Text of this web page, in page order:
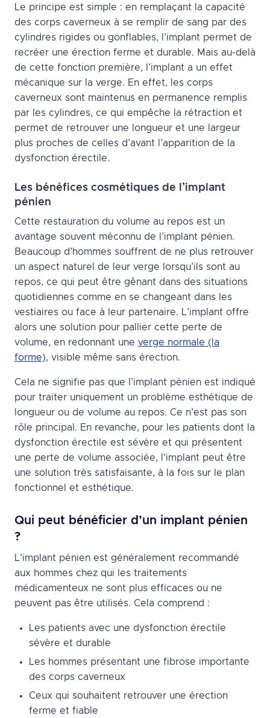
Le principe est simple : en remplaçant la capacité
des corps caverneux à se remplir de sang par des
cylindres rigides ou gonflables, l’implant permet de
recréer une érection ferme et durable. Mais au-delà
de cette fonction première, l’implant a un effet
mécanique sur la verge. En effet, les corps
caverneux sont maintenus en permanence remplis
par les cylindres, ce qui empêche la rétraction et
permet de retrouver une longueur et une largeur
plus proches de celles d’avant l’apparition de la
dysfonction érectile.
Les bénéfices cosmétiques de l’implant
pénien
Cette restauration du volume au repos est un
avantage souvent méconnu de l’implant pénien.
Beaucoup d’hommes souffrent de ne plus retrouver
un aspect naturel de leur verge lorsqu’ils sont au
repos, ce qui peut être gênant dans des situations
quotidiennes comme en se changeant dans les
vestiaires ou face à leur partenaire. L’implant offre
alors une solution pour pallier cette perte de
volume, en redonnant une verge normale (la
forme), visible même sans érection.
Cela ne signifie pas que l’implant pénien est indiqué
pour traiter uniquement un problème esthétique de
longueur ou de volume au repos. Ce n’est pas son
rôle principal. En revanche, pour les patients dont la
dysfonction érectile est sévère et qui présentent
une perte de volume associée, l’implant peut être
une solution très satisfaisante, à la fois sur le plan
fonctionnel et esthétique.
Qui peut bénéficier d’un implant pénien
?
L’implant pénien est généralement recommandé
aux hommes chez qui les traitements
médicamenteux ne sont plus efficaces ou ne
peuvent pas être utilisés. Cela comprend :
Les patients avec une dysfonction érectile
sévère et durable
Les hommes présentant une fibrose importante
des corps caverneux
Ceux qui souhaitent retrouver une érection
ferme et fiable